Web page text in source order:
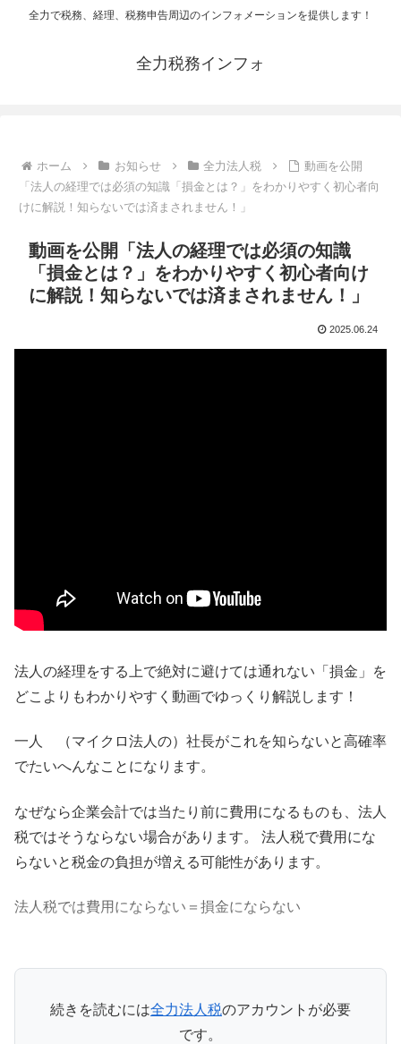
全力で税務、経理、税務申告周辺のインフォメーションを提供します！
全力税務インフォ
ホーム お知らせ 全力法人税
動画を公開
「法人の経理では必須の知識「損金とは？」をわかりやすく初心者向
けに解説！知らないでは済まされません！」
動画を公開「法人の経理では必須の知識
「損金とは？」をわかりやすく初心者向け
に解説！知らないでは済まされません！」
2025.06.24
法人の経理をする上で絶対に避けては通れない「損金」を
どこよりもわかりやすく動画でゆっくり解説します！
一人 （マイクロ法人の）社長がこれを知らないと高確率
でたいへんなことになります。
なぜなら企業会計では当たり前に費用になるものも、法人
税ではそうならない場合があります。 法人税で費用にな
らないと税金の負担が増える可能性があります。
法人税では費用にならない＝損金にならない
続きを読むには全力法人税のアカウントが必要
です。